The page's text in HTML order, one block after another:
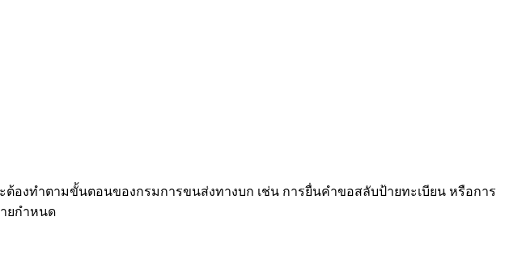
องทำตามขั้นตอนของกรมการขนส่งทางบก เช่น การยื่นคำขอสลับป้ายทะเบียน หรือการ
ยกำหนด